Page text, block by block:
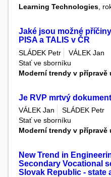
Learning Technologies,
Jaké jsou možné
PISA a TALIS v ČR
SLÁDEK Petr
VÁLEK Jan
Stať ve sborníku
Moderní trendy v přípravě
Je RVP mrtvý
VÁLEK Jan
SLÁDEK Petr
Stať ve sborníku
Moderní trendy v přípravě
New Trend in
Secondary Vocational
Slovak Republic - state